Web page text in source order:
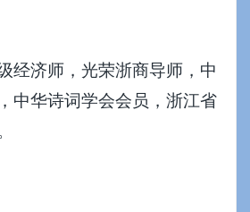
经济师，光荣浙商导师，中
中华诗词学会会员，浙江省